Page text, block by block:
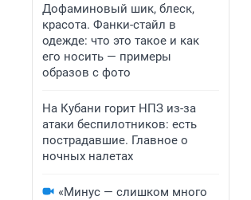
Дофаминовый шик, блеск,
красота. Фанки-стайл в
одежде: что это такое и как
его носить — примеры
образов с фото
На Кубани горит НПЗ из-за
атаки беспилотников: есть
пострадавшие. Главное о
ночных налетах
«Минус — слишком много